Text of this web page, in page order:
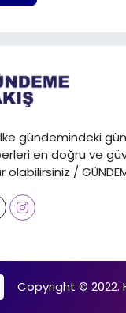
gündemindeki
en doğru ve
/
Copyright © 2022.